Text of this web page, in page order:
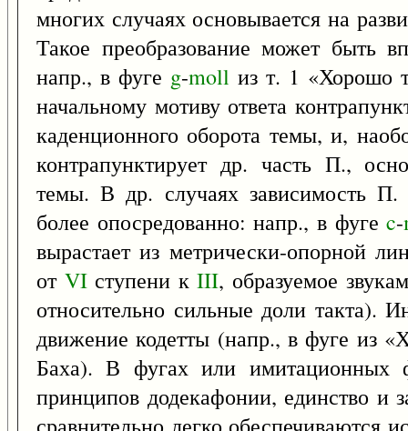
многих случаях основывается на
Такое преобразование может быть
напр., в фуге g-moll из т. 1 «Хорошо
начальному мотиву ответа
каденционного оборота темы, и,
контрапунктирует др. часть П.,
темы. В др. случаях зависимость П.
более опосредованно: напр., в фугеc-
вырастает из метрически-опорной
от VIступени кIII, образуемое
относительно сильные доли такта).
движение кодетты (напр., в фуге из
Баха). В фугах или имитационных
принципов додекафонии, единство и